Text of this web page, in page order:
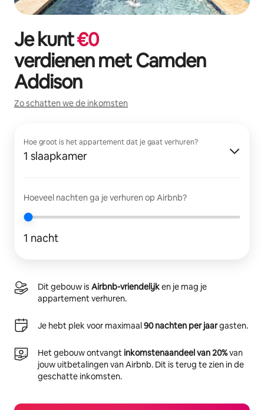
Je kunt€0
verdienen metCamden
Addison
Zo schatten we de inkomsten
Hoe groot is het appartement dat je gaat verhuren?
1 slaapkamer
Hoeveel nachten ga je verhuren op Airbnb?
1 nacht
Dit gebouw is Airbnb-vriendelijken je mag je
appartement verhuren.
Je hebt plek voor maximaal90 nachten per jaargasten.
Het gebouw ontvangtinkomstenaandeel van 20%van
jouw uitbetalingen van Airbnb. Dit is terug te zien in de
geschatte inkomsten.